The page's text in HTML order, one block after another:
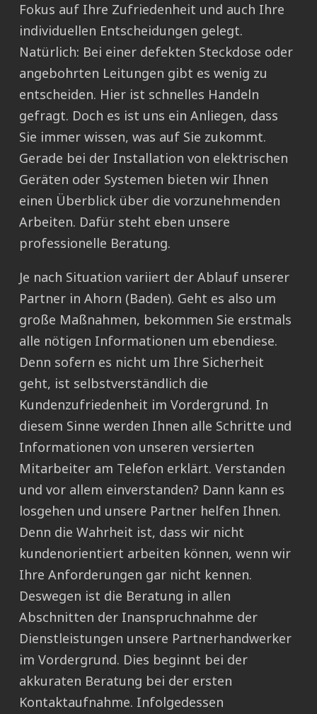
Fokus auf Ihre Zufriedenheit und auch Ihre
individuellen Entscheidungen gelegt.
Natürlich: Bei einer defekten Steckdose oder
angebohrten Leitungen gibt es wenig zu
entscheiden. Hier ist schnelles Handeln
gefragt. Doch es ist uns ein Anliegen, dass
Sie immer wissen, was auf Sie zukommt.
Gerade bei der Installation von elektrischen
Geräten oder Systemen bieten wir Ihnen
einen Überblick über die vorzunehmenden
Arbeiten. Dafür steht eben unsere
professionelle Beratung.
Je nach Situation variiert der Ablauf unserer
Partner in Ahorn (Baden). Geht es also um
große Maßnahmen, bekommen Sie erstmals
alle nötigen Informationen um ebendiese.
Denn sofern es nicht um Ihre Sicherheit
geht, ist selbstverständlich die
Kundenzufriedenheit im Vordergrund. In
diesem Sinne werden Ihnen alle Schritte und
Informationen von unseren versierten
Mitarbeiter am Telefon erklärt. Verstanden
und vor allem einverstanden? Dann kann es
losgehen und unsere Partner helfen Ihnen.
Denn die Wahrheit ist, dass wir nicht
kundenorientiert arbeiten können, wenn wir
Ihre Anforderungen gar nicht kennen.
Deswegen ist die Beratung in allen
Abschnitten der Inanspruchnahme der
Dienstleistungen unsere Partnerhandwerker
im Vordergrund. Dies beginnt bei der
akkuraten Beratung bei der ersten
Kontaktaufnahme. Infolgedessen